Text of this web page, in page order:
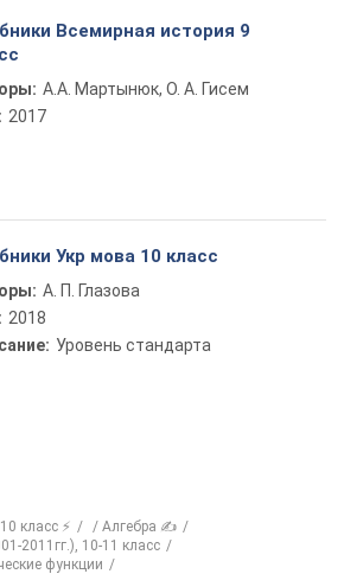
Всемирная история 9
А.А. Мартынюк, О. А. Гисем
2017
Укр мова 10 класс
А. П. Глазова
2018
Уровень стандарта
10 класс ⚡
Алгебра ✍
2011гг.), 10-11 класс
функции